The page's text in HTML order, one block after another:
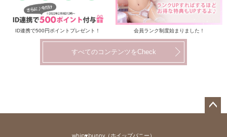
ID連携で500円ポイントプレゼント！ 会員ランク制度始まりました！
すべてのコンテンツをCheck
whip♥bunny（ホイップバニー）